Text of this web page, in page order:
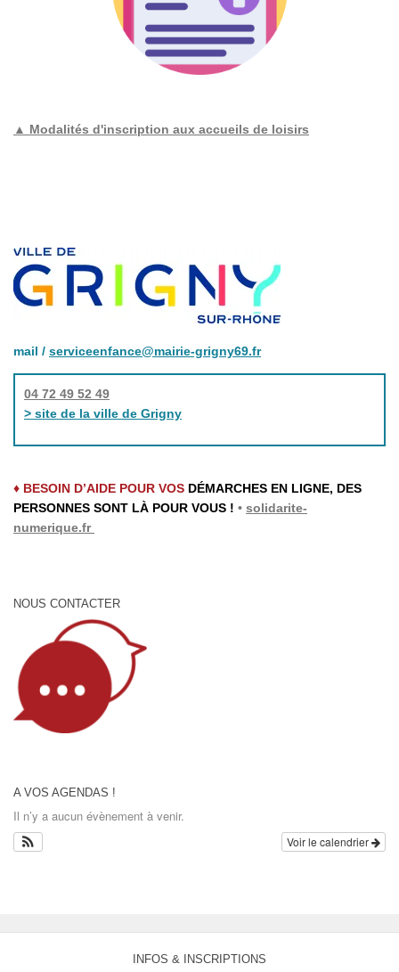
▲ Modalités d'inscription aux accueils de loisirs
mail / serviceenfance@mairie-grigny69.fr
04 72 49 52 49
> site de la ville de Grigny
♦ BESOIN D’AIDE POUR VOS DÉMARCHES EN LIGNE, DES
PERSONNES SONT LÀ POUR VOUS ! • solidarite-
numerique.fr
NOUS CONTACTER
A VOS AGENDAS !
Il n’y a aucun évènement à venir.
Voir le calendrier
INFOS & INSCRIPTIONS